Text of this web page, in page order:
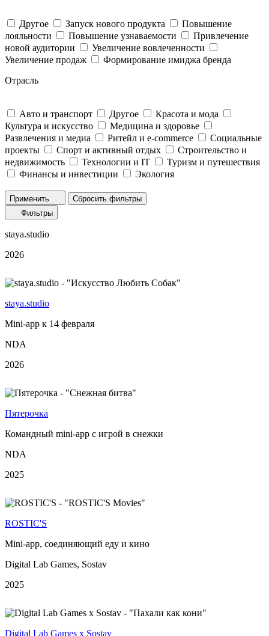
Другое Запуск нового продукта
Повышение
лояльности
Повышение узнаваемости
Привлечение
новой аудитории
Увеличение вовлеченности
Увеличение продаж
Формирование имиджа бренда
Отрасль
Авто и транспорт Другое
Красота и мода
Культура и искусство
Медицина и здоровье
Развлечения и медиа
Ритейл и e-commerce
Социальные
проекты
Спорт и активный отдых
Строительство и
недвижимость
Технологии и IT
Туризм и путешествия
Финансы и инвестиции
Экология
Применить
Сбросить фильтры
Фильтры
staya.studio
2026
staya.studio
Mini-app к 14 февраля
NDA
2026
Пятерочка
Командный mini-app с игрой в снежки
NDA
2025
ROSTIC'S
Mini-app, соединяющий еду и кино
Digital Lab Games, Sostav
2025
Digital Lab Games х Sostav